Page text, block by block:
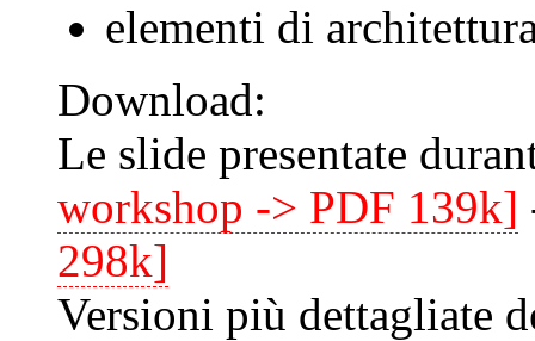
elementi di
Download:
Le slide presentate
workshop -> PDF 139k]
298k]
Versioni più dettagliate